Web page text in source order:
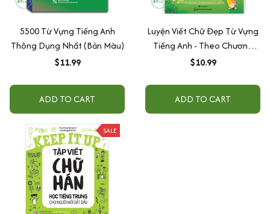
5500 Từ Vựng Tiếng Anh
Thông Dụng Nhất (Bản Màu)
$11.99
ADD TO CART
Luyện Viết Chữ Đẹp Từ Vựng
Tiếng Anh - Theo Chương
Trình Sách Giáo Khoa 1
$10.99
ADD TO CART
SALE